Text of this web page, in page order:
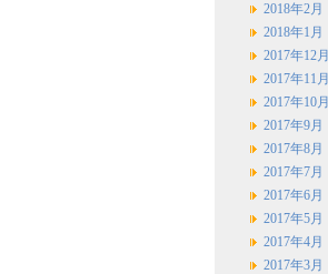
2018年2月
2018年1月
2017年12月
2017年11月
2017年10月
2017年9月
2017年8月
2017年7月
2017年6月
2017年5月
2017年4月
2017年3月